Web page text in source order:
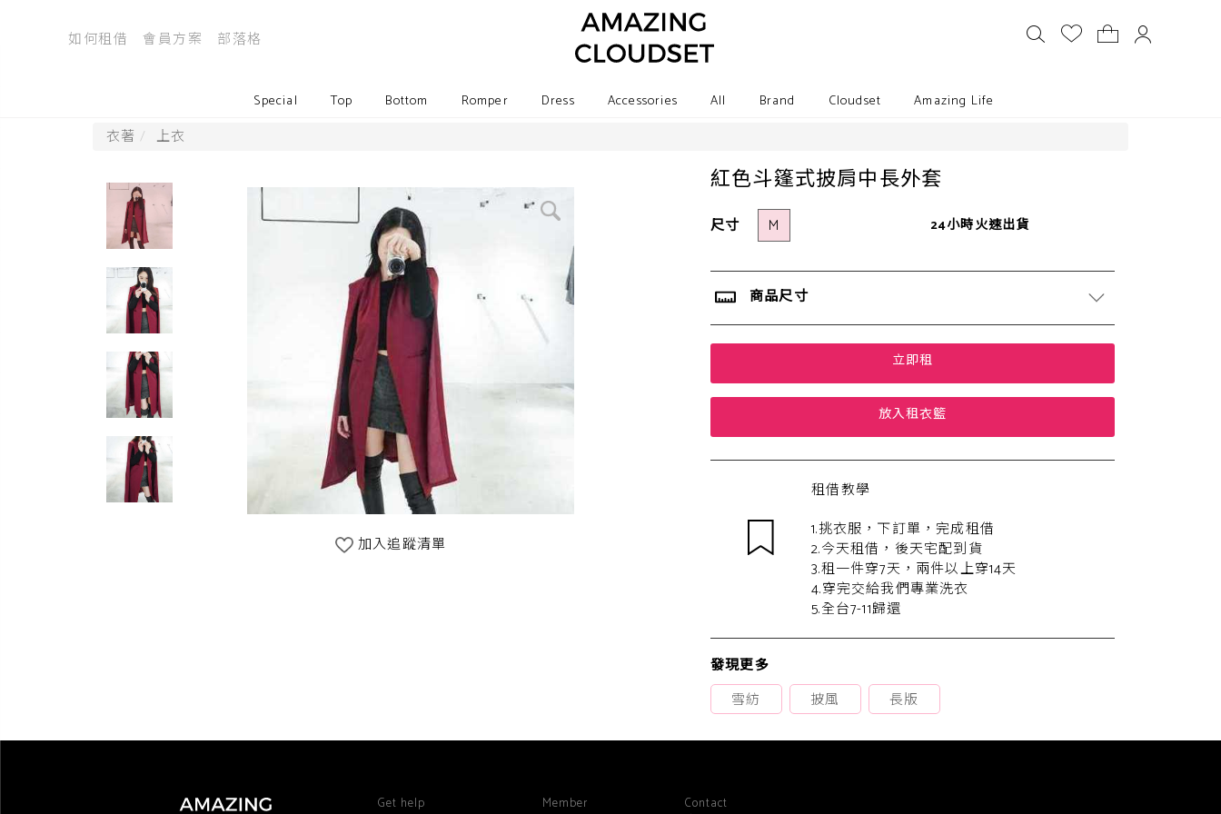
如何租借 會員方案 部落格
Special Top Bottom Romper Dress Accessories All Brand Cloudset Amazing Life
衣著 上衣
加入追蹤清單
紅色斗篷式披肩中長外套
尺寸 M 24小時火速出貨
商品尺寸
立即租
放入租衣籃
租借教學
1.挑衣服，下訂單，完成租借
2.今天租借，後天宅配到貨
3.租一件穿7天，兩件以上穿14天
4.穿完交給我們專業洗衣
5.全台7-11歸還
發現更多
雪紡
披風 長版
Get help Member Contact